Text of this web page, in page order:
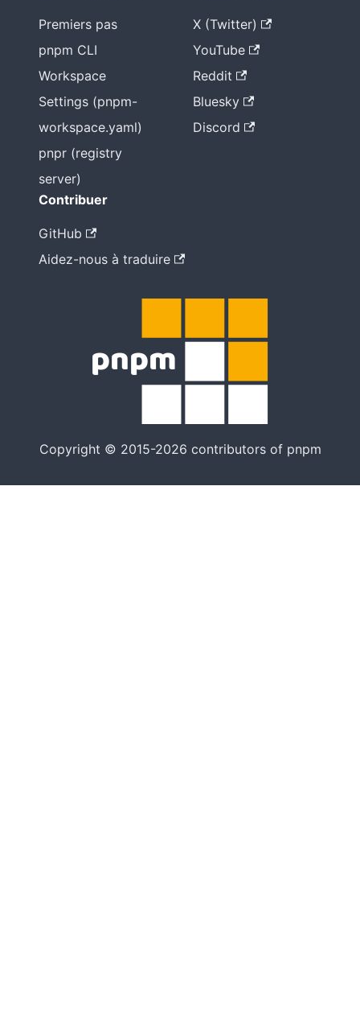
Premiers pas
pnpm CLI
Workspace
Settings (pnpm-
workspace.yaml)
pnpr (registry
server)
X (Twitter)
YouTube
Reddit
Bluesky
Discord
Contribuer
GitHub
Aidez-nous à traduire
Copyright © 2015-2026 contributors of pnpm